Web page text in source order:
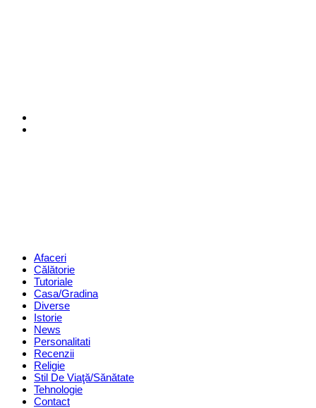
Menu Afaceri
Călătorie
Tutoriale
Casa/Gradina
Diverse
Istorie
News
Personalitati
Recenzii
Religie
Stil De Viaţă/Sănătate
Tehnologie
Contact